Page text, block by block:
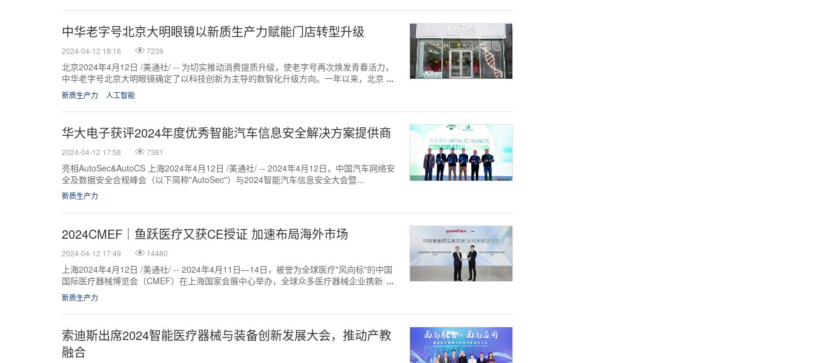
中华老字号北京大明眼镜以新质生产力赋能门店转型升级
2024-04-12 18:16 7239
北京2024年4月12日 /美通社/ -- 为切实推动消费提质升级，使老字号再次焕发青春活力，
中华老字号北京大明眼镜确定了以科技创新为主导的数智化升级方向。一年以来，北京大
明眼镜已开设 2家智慧门店...
新质生产力 人工智能
华大电子获评2024年度优秀智能汽车信息安全解决方案提供商
2024-04-12 17:58 7381
亮相AutoSec&AutoCS 上海2024年4月12日 /美通社/ -- 2024年4月12日，中国汽车网络安
全及数据安全合规峰会（以下简称"AutoSec"）与2024智能汽车信息安全大会暨...
新质生产力
2024CMEF｜鱼跃医疗又获CE授证 加速布局海外市场
2024-04-12 17:49 14480
上海2024年4月12日 /美通社/ -- 2024年4月11日—14日，被誉为全球医疗"风向标"的中国
国际医疗器械博览会（CMEF）在上海国家会展中心举办，全球众多医疗器械企业携新技
术和创新科技产...
新质生产力
索迪斯出席2024智能医疗器械与装备创新发展大会，推动产教
融合